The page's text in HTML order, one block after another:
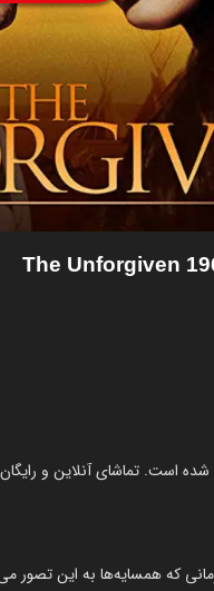
که همسایه‌ها به این تصور